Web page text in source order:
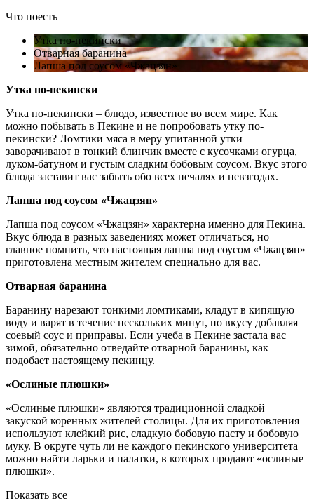
Что поесть
Утка по-пекински
Отварная баранина
Лапша под соусом «Чжацзян»
Утка по-пекински
Утка по-пекински – блюдо, известное во всем мире. Как
можно побывать в Пекине и не попробовать утку по-
пекински? Ломтики мяса в меру упитанной утки
заворачивают в тонкий блинчик вместе с кусочками огурца,
луком-батуном и густым сладким бобовым соусом. Вкус этого
блюда заставит вас забыть обо всех печалях и невзгодах.
Лапша под соусом «Чжацзян»
Лапша под соусом «Чжацзян» характерна именно для Пекина.
Вкус блюда в разных заведениях может отличаться, но
главное помнить, что настоящая лапша под соусом «Чжацзян»
приготовлена местным жителем специально для вас.
Отварная баранина
Баранину нарезают тонкими ломтиками, кладут в кипящую
воду и варят в течение нескольких минут, по вкусу добавляя
соевый соус и приправы. Если учеба в Пекине застала вас
зимой, обязательно отведайте отварной баранины, как
подобает настоящему пекинцу.
«Ослиные плюшки»
«Ослиные плюшки» являются традиционной сладкой
закуской коренных жителей столицы. Для их приготовления
используют клейкий рис, сладкую бобовую пасту и бобовую
муку. В округе чуть ли не каждого пекинского университета
можно найти ларьки и палатки, в которых продают «ослиные
плюшки».
Показать все